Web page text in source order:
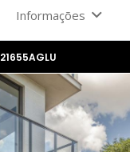
Informações
21655AGLU